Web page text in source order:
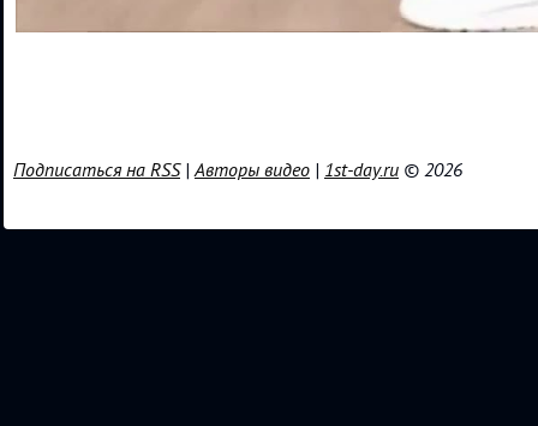
Подписаться на RSS|Авторы видео | 1st-day.ru © 2026